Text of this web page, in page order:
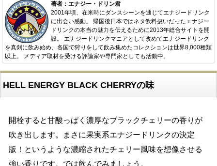
著者：エナジー・ドリン君
2001年頃、在米時にダンスシーンを通じてエナジードリンク
に出会い感動。 帰国後日本ではネタ飲料扱いだったエナジー
ドリンクの本当の魅力を伝えるために2013年総合サイトを開
設。 エナジードリンクマニアとして改めてエナジードリンク
を真剣に飲み始め、各国で狩りをして飲み集めたコレクションは世界8,000種類
以上。 メディア取材を受ける評論家や専門家としても活動中。
HELL ENERGY BLACK CHERRYの味
開栓すると甘酸っぱく濃厚なブラックチェリーの香りが
吹き出します。まさに果実系エナジードリンクの決定
版！というような濃縮されたチェリー風味を想像させる
強い香りです。では飲んでみましょう。